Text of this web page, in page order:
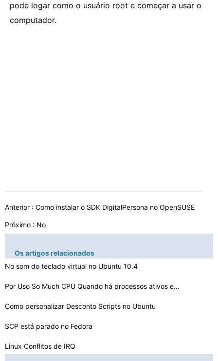
pode logar como o usuário root e começar a usar o
computador.
Anterior : Como instalar o SDK DigitalPersona no OpenSUSE
Próximo : No
Os artigos relacionados
No som do teclado virtual no Ubuntu 10.4
Por Uso So Much CPU Quando há processos ativos estão …
Como personalizar Desconto Scripts no Ubuntu
SCP está parado no Fedora
Linux Conflitos de IRQ